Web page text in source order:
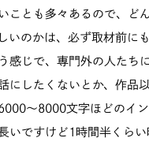
ことも多々あるので、ど
いのかは、必ず取材前に
感じで、専門外の人たち
にしたくないとか、作品
〜8000文字ほどのイ
いですけど1時間半くら